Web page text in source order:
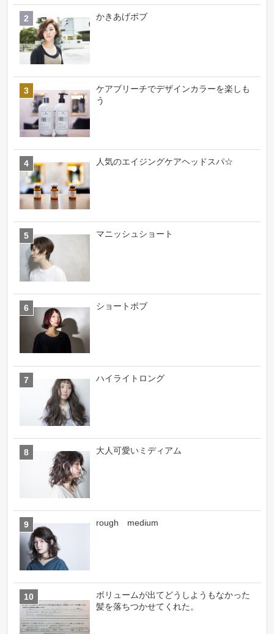
かきあげボブ
ケアブリーチでデザインカラーを楽しも
う
人気のエイジングケアヘッドスパ☆
マニッシュショート
ショートボブ
ハイライトロング
大人可愛いミディアム
rough medium
ボリュームが出てどうしようもなかった
髪を落ちつかせてくれた。